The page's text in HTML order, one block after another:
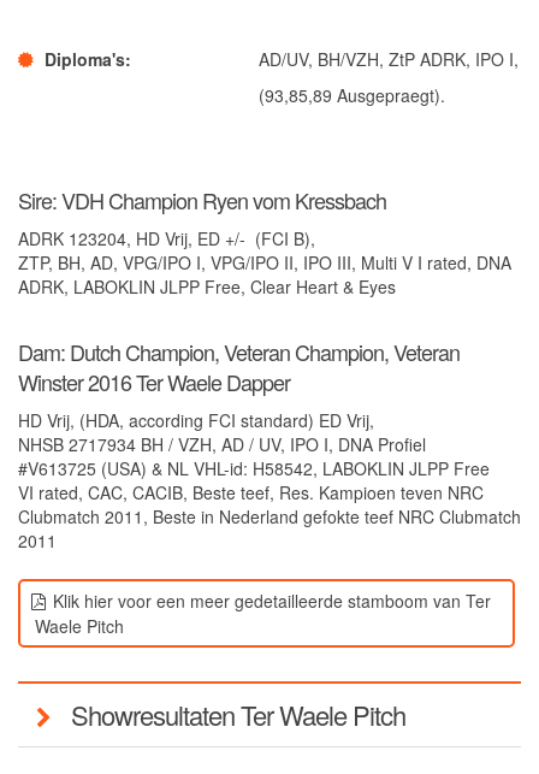
Diploma's
AD/UV, BH/VZH, ZtP ADRK, IPO I,
(93,85,89 Ausgepraegt).
Sire: VDH Champion Ryen vom Kressbach
ADRK 123204, HD Vrij, ED +/- (FCI B),
ZTP, BH, AD, VPG/IPO I, VPG/IPO II, IPO III, Multi V I rated, DNA
ADRK, LABOKLIN JLPP Free, Clear Heart & Eyes
Dam: Dutch Champion, Veteran Champion, Veteran
Winster 2016Ter Waele Dapper
HD Vrij, (HDA, according FCI standard) ED Vrij,
NHSB 2717934 BH / VZH, AD / UV, IPO I, DNA Profiel
#V613725 (USA) & NL VHL-id: H58542, LABOKLIN JLPP Free
VI rated, CAC, CACIB, Beste teef, Res. Kampioen teven NRC
Clubmatch 2011, Beste in Nederland gefokte teef NRC Clubmatch
2011
Klik hier voor een meer gedetailleerde stamboom van Ter
Waele Pitch
Showresultaten Ter Waele Pitch
Ter Waele Patch
Ter Waele Utwo
Ter Waele Blitza
Ter Waele Chelsea
Ter Waele Dapper
Ter Waele Vrekje
Ter Waele Zand
Hydra vom Königsforst
Ter Waele SonneFee
Ter Waele Helder
Pup informatie
Arabieren